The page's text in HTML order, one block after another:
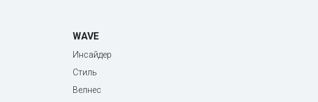
WAVE
Инсайдер
Стиль
Велнес